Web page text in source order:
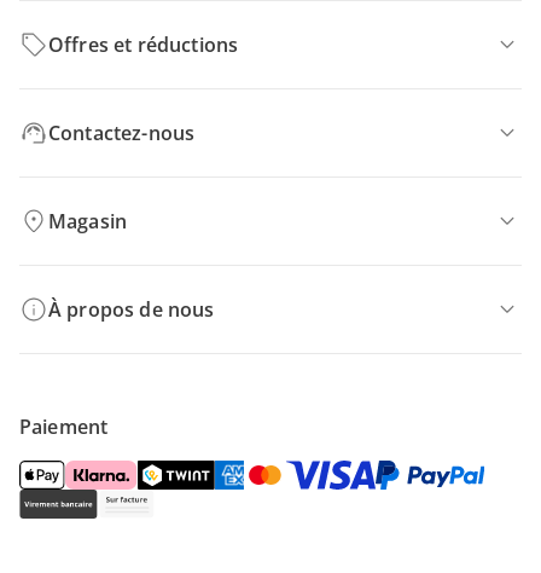
Offres et réductions
Contactez-nous
Magasin
À propos de nous
Paiement